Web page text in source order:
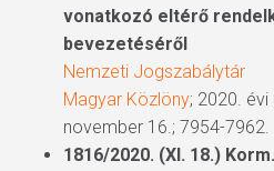
vonatkozó eltérő
bevezetéséről
Nemzeti Jogszabálytár
Magyar Közlöny; 2020.
november 16.; 7954-7962.
1816/2020. (XI. 18.)